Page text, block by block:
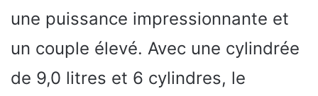
une puissance impressionnante et
un couple élevé. Avec une cylindrée
de 9,0 litres et 6 cylindres, le